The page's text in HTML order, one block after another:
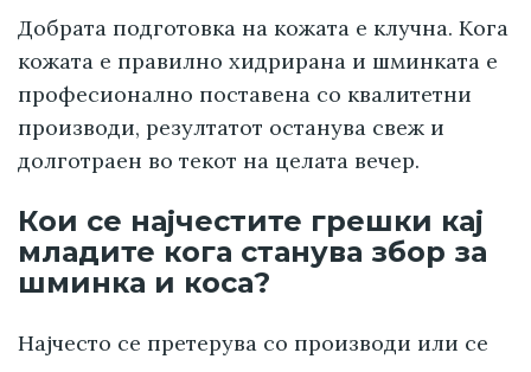
Добрата подготовка на кожата е клучна. Кога
кожата е правилно хидрирана и шминката е
професионално поставена со квалитетни
производи, резултатот останува свеж и
долготраен во текот на целата вечер.
Кои се најчестите грешки кај
младите кога станува збор за
шминка и коса?
Најчесто се претерува со производи или се